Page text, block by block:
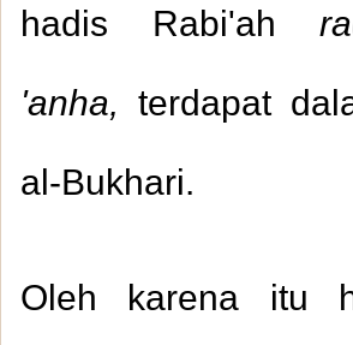
hadis Rabi'ah
'anha, terdapat
al-Bukhari.
Oleh karena itu